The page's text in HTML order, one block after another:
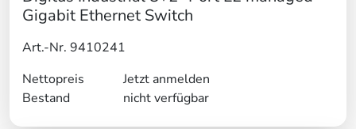
Gigabit Ethernet Switch
Art.-Nr. 9410241
Nettopreis
Jetzt anmelden
Bestand
nicht verfügbar